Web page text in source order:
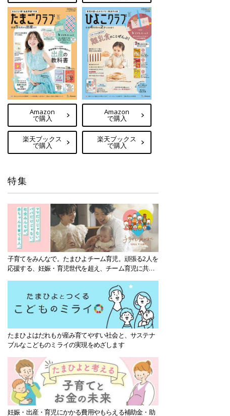
Amazon
で購入
楽天ブックス
で購入
Amazon
で購入
楽天ブックス
で購入
特集
子育てをみんなで。たまひよチーム育児。頑張る2人を
応援する、妊娠・育児世代を超え、チーム育児に共感
たまひよはだれもが産み育てやすい社会と、サステナ
ブルなこどものミライの実現をめざします
妊娠・出産・育児にかかる費用やもらえる補助金・助